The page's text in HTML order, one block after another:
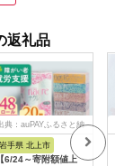
返礼品
典：auPAYふるさと納
岩手県 北上市
【6/24～寄附額値上